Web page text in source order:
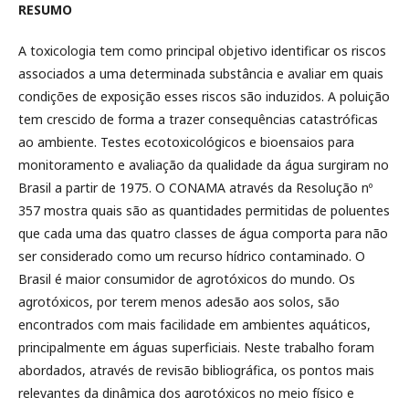
RESUMO
A toxicologia tem como principal objetivo identificar os riscos
associados a uma determinada substância e avaliar em quais
condições de exposição esses riscos são induzidos. A poluição
tem crescido de forma a trazer consequências catastróficas
ao ambiente. Testes ecotoxicológicos e bioensaios para
monitoramento e avaliação da qualidade da água surgiram no
Brasil a partir de 1975. O CONAMA através da Resolução nº
357 mostra quais são as quantidades permitidas de poluentes
que cada uma das quatro classes de água comporta para não
ser considerado como um recurso hídrico contaminado. O
Brasil é maior consumidor de agrotóxicos do mundo. Os
agrotóxicos, por terem menos adesão aos solos, são
encontrados com mais facilidade em ambientes aquáticos,
principalmente em águas superficiais. Neste trabalho foram
abordados, através de revisão bibliográfica, os pontos mais
relevantes da dinâmica dos agrotóxicos no meio físico e